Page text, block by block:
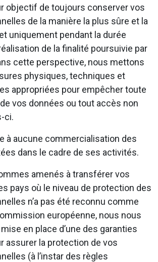
objectif de toujours conserver vos
de la manière la plus sûre et la
uniquement pendant la durée
de la finalité poursuivie par
cette perspective, nous mettons
physiques, techniques et
appropriées pour empêcher toute
vos données ou tout accès non
ci.
à aucune commercialisation des
dans le cadre de ses activités.
amenés à transférer vos
pays où le niveau de protection des
n’a pas été reconnu comme
européenne, nous nous
en place d’une des garanties
assurer la protection de vos
(à l’instar des règles